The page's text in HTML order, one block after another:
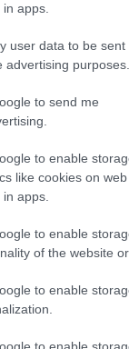
apps.
user data to be sent
advertising purposes.
to send me
to enable
like cookies on
apps.
to enable
of the website or
to enable
τους
πανικό.
στο
μήνυση
ότι είναι
ιατρικό
στο